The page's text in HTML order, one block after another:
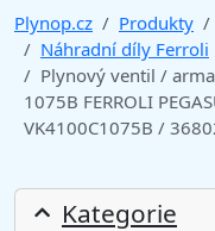
Plynop.cz Produkty
Náhradní díly Ferroli
Plynový ventil /
1075B FERROLI
VK4100C1075B /
Kategorie